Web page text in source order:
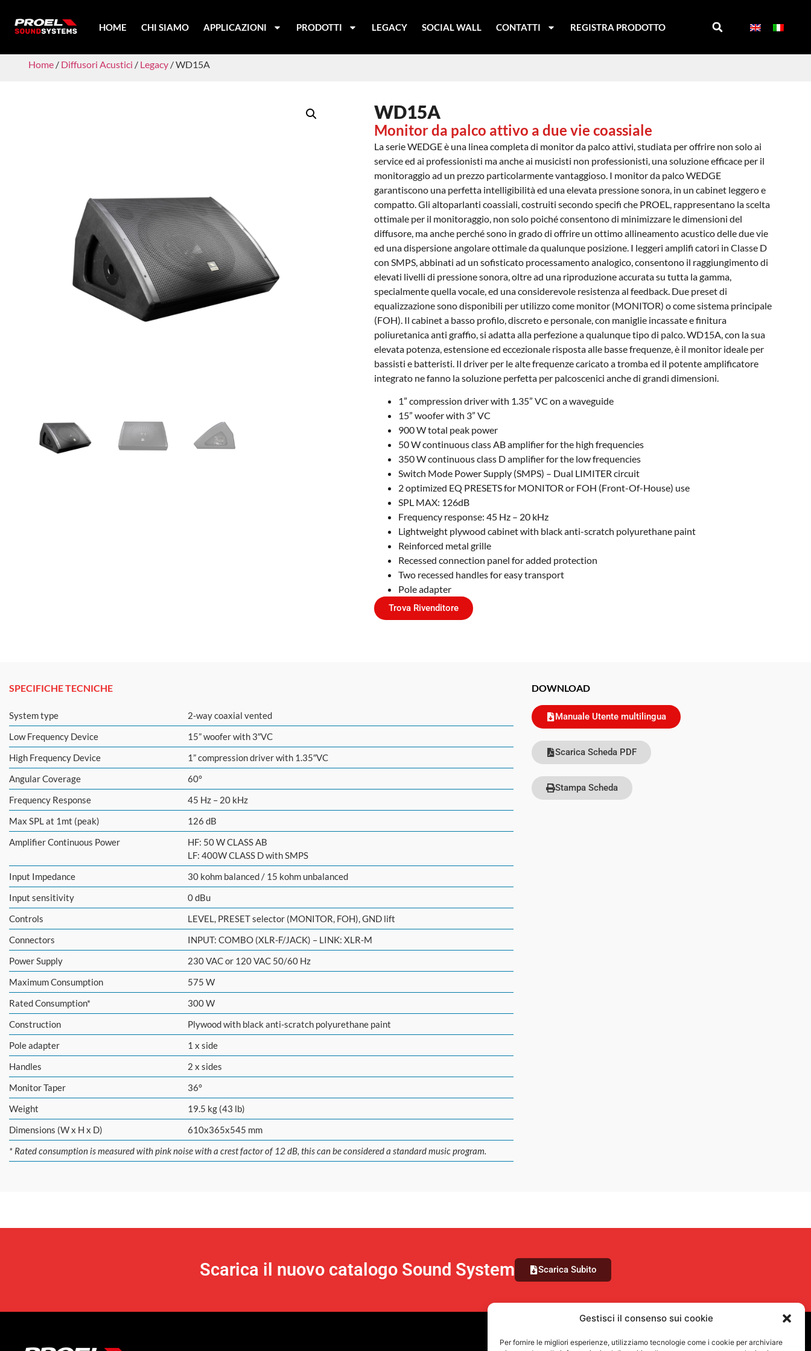
Gestisci il consenso sui cookie
Per fornire le migliori esperienze, utilizziamo tecnologie come i cookie per archiviare
HOME CHI SIAMO APPLICAZIONI PRODOTTI LEGACY SOCIAL WALL CONTATTI REGISTRA PRODOTTO
Home / Diffusori Acustici / Legacy / WD15A
WD15A
Monitor da palco attivo a due vie coassiale
La serie WEDGE è una linea completa di monitor da palco attivi, studiata per offrire non solo ai
service ed ai professionisti ma anche ai musicisti non professionisti, una soluzione efficace per il
monitoraggio ad un prezzo particolarmente vantaggioso. I monitor da palco WEDGE
garantiscono una perfetta intelligibilità ed una elevata pressione sonora, in un cabinet leggero e
compatto. Gli altoparlanti coassiali, costruiti secondo specifi che PROEL, rappresentano la scelta
ottimale per il monitoraggio, non solo poiché consentono di minimizzare le dimensioni del
diffusore, ma anche perché sono in grado di offrire un ottimo allineamento acustico delle due vie
ed una dispersione angolare ottimale da qualunque posizione. I leggeri amplifi catori in Classe D
con SMPS, abbinati ad un sofisticato processamento analogico, consentono il raggiungimento di
elevati livelli di pressione sonora, oltre ad una riproduzione accurata su tutta la gamma,
specialmente quella vocale, ed una considerevole resistenza al feedback. Due preset di
equalizzazione sono disponibili per utilizzo come monitor (MONITOR) o come sistema principale
(FOH). Il cabinet a basso profilo, discreto e personale, con maniglie incassate e finitura
poliuretanica anti graffio, si adatta alla perfezione a qualunque tipo di palco. WD15A, con la sua
elevata potenza, estensione ed eccezionale risposta alle basse frequenze, è il monitor ideale per
bassisti e batteristi. Il driver per le alte frequenze caricato a tromba ed il potente amplificatore
integrato ne fanno la soluzione perfetta per palcoscenici anche di grandi dimensioni.
1” compression driver with 1.35” VC on a waveguide
15” woofer with 3” VC
900 W total peak power
50 W continuous class AB amplifier for the high frequencies
350 W continuous class D amplifier for the low frequencies
Switch Mode Power Supply (SMPS) – Dual LIMITER circuit
2 optimized EQ PRESETS for MONITOR or FOH (Front-Of-House) use
SPL MAX: 126dB
Frequency response: 45 Hz – 20 kHz
Lightweight plywood cabinet with black anti-scratch polyurethane paint
Reinforced metal grille
Recessed connection panel for added protection
Two recessed handles for easy transport
Pole adapter
Trova Rivenditore
SPECIFICHE TECNICHE
System type
2-way coaxial vented
Low Frequency Device
15” woofer with 3″VC
High Frequency Device
1” compression driver with 1.35″VC
Angular Coverage
60°
Frequency Response
45 Hz – 20 kHz
Max SPL at 1mt (peak)
126 dB
Amplifier Continuous Power
HF: 50 W CLASS AB
LF: 400W CLASS D with SMPS
Input Impedance
30 kohm balanced / 15 kohm unbalanced
Input sensitivity
0 dBu
Controls
LEVEL, PRESET selector (MONITOR, FOH), GND lift
Connectors
INPUT: COMBO (XLR-F/JACK) – LINK: XLR-M
Power Supply
230 VAC or 120 VAC 50/60 Hz
Maximum Consumption
575 W
Rated Consumption*
300 W
Construction
Plywood with black anti-scratch polyurethane paint
Pole adapter
1 x side
Handles
2 x sides
Monitor Taper
36°
Weight
19.5 kg (43 lb)
Dimensions (W x H x D)
610x365x545 mm
* Rated consumption is measured with pink noise with a crest factor of 12 dB, this can be considered a standard music program.
DOWNLOAD
Manuale Utente multilingua
Scarica Scheda PDF
Stampa Scheda
Scarica il nuovo catalogo Sound System Scarica Subito
VUOI RIMANERE AGGIORNATO?